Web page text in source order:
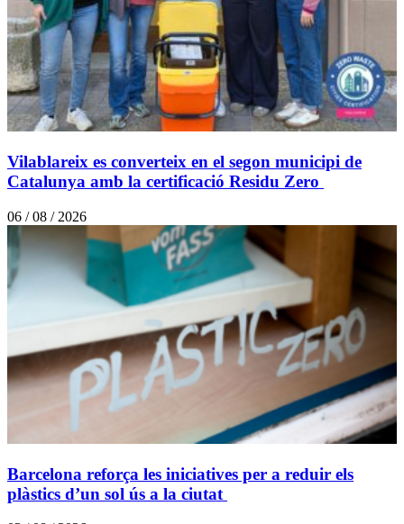
Vilablareix es converteix en el segon municipi de
Catalunya amb la certificació Residu Zero
06 / 08 / 2026
Barcelona reforça les iniciatives per a reduir els
plàstics d’un sol ús a la ciutat